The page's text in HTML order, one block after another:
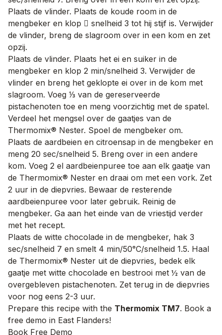
Plaats de vlinder. Plaats de koude room in de
mengbeker en klop  snelheid 3 tot hij stijf is. Verwijder
de vlinder, breng de slagroom over in een kom en zet
opzij.
Plaats de vlinder. Plaats het ei en suiker in de
mengbeker en klop 2 min/snelheid 3. Verwijder de
vlinder en breng het geklopte ei over in de kom met
slagroom. Voeg ⅓ van de gereserveerde
pistachenoten toe en meng voorzichtig met de spatel.
Verdeel het mengsel over de gaatjes van de
Thermomix® Nester. Spoel de mengbeker om.
Plaats de aardbeien en citroensap in de mengbeker en
meng 20 sec/snelheid 5. Breng over in een andere
kom. Voeg 2 el aardbeienpuree toe aan elk gaatje van
de Thermomix® Nester en draai om met een vork. Zet
2 uur in de diepvries. Bewaar de resterende
aardbeienpuree voor later gebruik. Reinig de
mengbeker. Ga aan het einde van de vriestijd verder
met het recept.
Plaats de witte chocolade in de mengbeker, hak 3
sec/snelheid 7 en smelt 4 min/50°C/snelheid 1.5. Haal
de Thermomix® Nester uit de diepvries, bedek elk
gaatje met witte chocolade en bestrooi met ½ van de
overgebleven pistachenoten. Zet terug in de diepvries
voor nog eens 2-3 uur.
Prepare this recipe with the Thermomix TM7. Book a
free demo in East Flanders!
Book Free Demo